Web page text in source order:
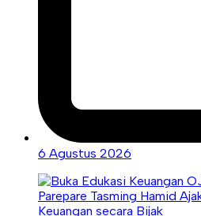
6 Agustus 2026